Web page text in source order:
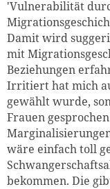
'Vulnerabilität
Damit wird
mit
Beziehungen
Irritiert hat mich
gewählt wurde,
Frauen
wäre einfach toll
bekommen. Die